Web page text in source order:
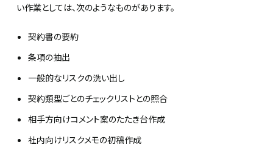
い作業としては、次のようなものがあります。
契約書の要約
条項の抽出
一般的なリスクの洗い出し
契約類型ごとのチェックリストとの照合
相手方向けコメント案のたたき台作成
社内向けリスクメモの初稿作成